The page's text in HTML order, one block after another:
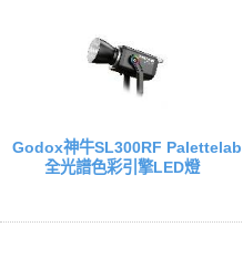
Godox神牛SL300RF Palettelab
全光譜色彩引擎LED燈